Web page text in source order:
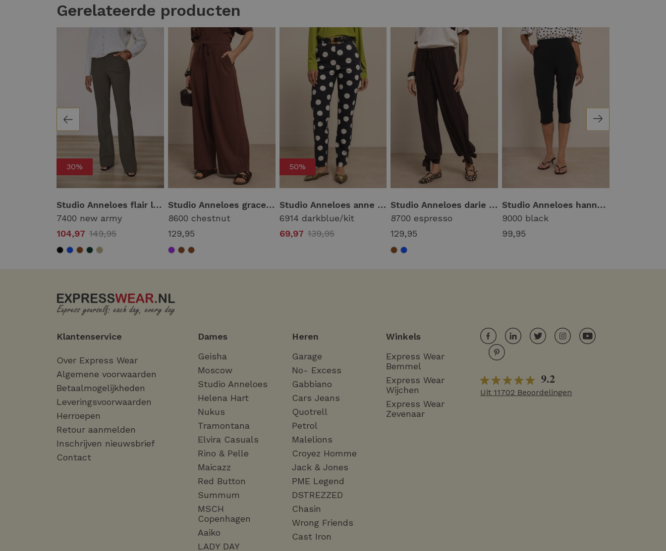
Gerelateerde producten
30%
Studio Anneloes flair long bonded trousers 94812 Flared 7400 new army
7400 new army
104,97 149,95
Studio Anneloes grace trousers 13931 Broek 8600 chestnut
8600 chestnut
129,95
50%
Studio Anneloes anne polkadot trousers 13491 Broek 6914 darkblue/kit
6914 darkblue/kit
69,97 139,95
Studio Anneloes darie balloon trousers 13882 Broek 8700 espresso
8700 espresso
129,95
Studio Anneloes hannelore capri trousers 14420 Capri 9000 black
9000 black
99,95
Klantenservice
Over Express Wear
Algemene voorwaarden
Betaalmogelijkheden
Leveringsvoorwaarden
Herroepen
Retour aanmelden
Inschrijven nieuwsbrief
Contact
Dames
Geisha
Moscow
Studio Anneloes
Helena Hart
Nukus
Tramontana
Elvira Casuals
Rino & Pelle
Maicazz
Red Button
Summum
MSCH
Copenhagen
Aaiko
LADY DAY
Heren
Garage
No- Excess
Gabbiano
Cars Jeans
Quotrell
Petrol
Malelions
Croyez Homme
Jack & Jones
PME Legend
DSTREZZED
Chasin
Wrong Friends
Cast Iron
Winkels
Express Wear
Bemmel
Express Wear
Wijchen
Express Wear
Zevenaar
9.2
Uit 11702 Beoordelingen